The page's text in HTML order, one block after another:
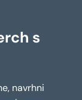
s
navrhni